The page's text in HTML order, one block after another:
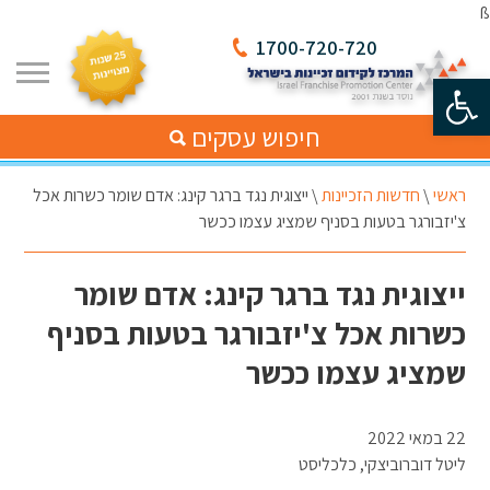
פתח סרגל נגישות
ß
1700-720-720
חיפוש עסקים
ראשי\חדשות הזכיינות\ייצוגית נגד ברגר קינג: אדם שומר כשרות אכל
צ'יזבורגר בטעות בסניף שמציג עצמו ככשר
ייצוגית נגד ברגר קינג: אדם שומר
כשרות אכל צ'יזבורגר בטעות בסניף
שמציג עצמו ככשר
22 במאי 2022
ליטל דוברוביצקי, כלכליסט